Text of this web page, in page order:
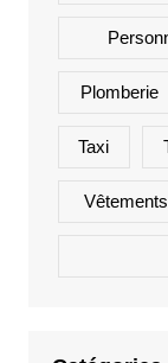
Plomberie
Taxi
Vêtements